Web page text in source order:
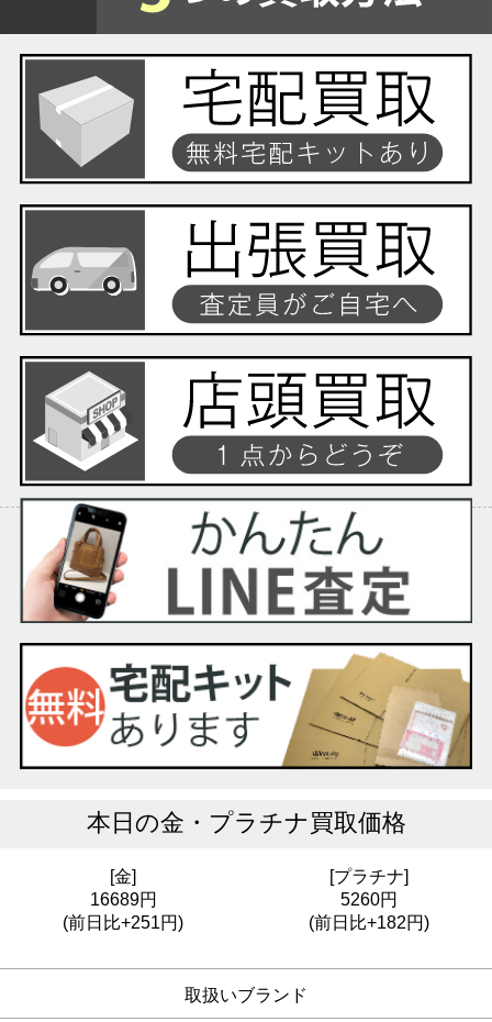
本日の金・プラチナ買取価格
[金]
16689円
(前日比+251円)
[プラチナ]
5260円
(前日比+182円)
取扱いブランド